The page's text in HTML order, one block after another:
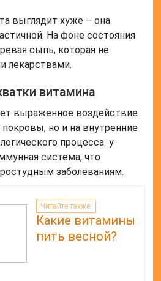
выглядит хуже – она
На фоне состояния
сыпь, которая не
лекарствами.
витамина
выраженное воздействие
но и на внутренние
процесса у
система, что
заболеваниям.
Читайте также:
Какие витамины
пить весной?